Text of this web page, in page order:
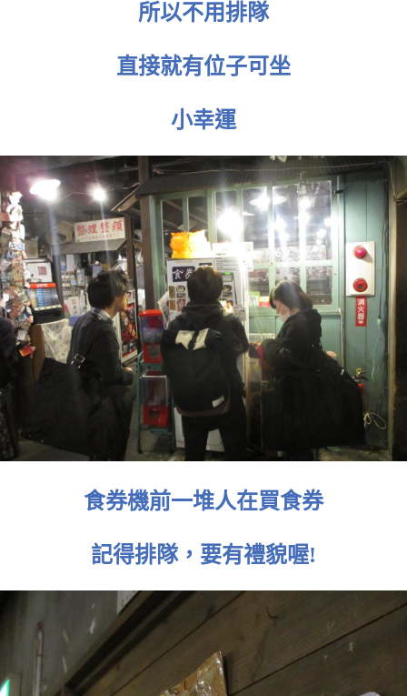
所以不用排隊
直接就有位子可坐
小幸運
食券機前一堆人在買食券
記得排隊，要有禮貌喔!